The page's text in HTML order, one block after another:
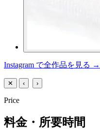
Instagram で全作品を見る →
✕ ‹ ›
Price
料金・所要時間